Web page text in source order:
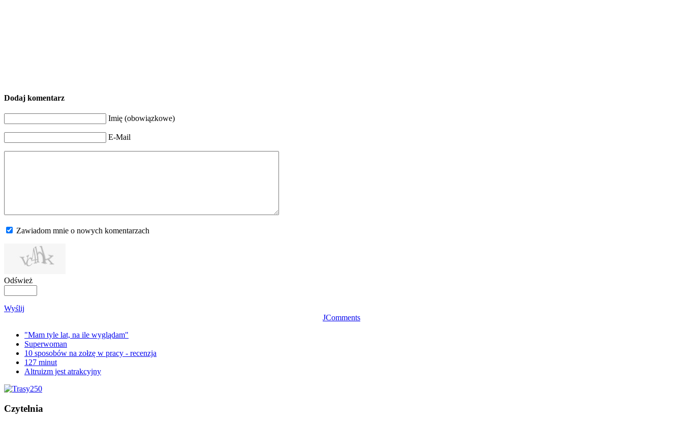
Dodaj komentarz
Imię (obowiązkowe)
E-Mail
Zawiadom mnie o nowych komentarzach
Odśwież
Wyślij
JComments
"Mam tyle lat, na ile wyglądam"
Superwoman
10 sposobów na zołzę w pracy - recenzja
127 minut
Altruizm jest atrakcyjny
Czytelnia